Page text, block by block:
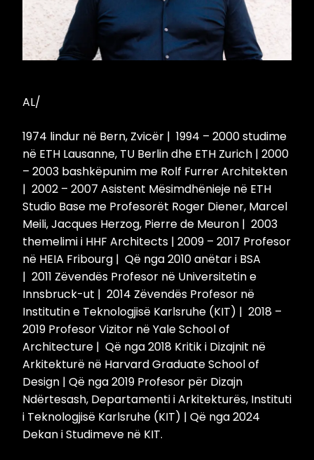
AL/
1974 lindur në Bern, Zvicër | 1994 – 2000 studime
në ETH Lausanne, TU Berlin dhe ETH Zurich | 2000
– 2003 bashkëpunim me Rolf Furrer Architekten
| 2002 – 2007 Asistent Mësimdhënieje në ETH
Studio Base me Profesorët Roger Diener, Marcel
Meili, Jacques Herzog, Pierre de Meuron | 2003
themelimi i HHF Architects | 2009 – 2017 Profesor
në HEIA Fribourg | Që nga 2010 anëtar i BSA
| 2011 Zëvendës Profesor në Universitetin e
Innsbruck-ut | 2014 Zëvendës Profesor në
Institutin e Teknologjisë Karlsruhe (KIT) | 2018 –
2019 Profesor Vizitor në Yale School of
Architecture | Që nga 2018 Kritik i Dizajnit në
Arkitekturë në Harvard Graduate School of
Design | Që nga 2019 Profesor për Dizajn
Ndërtesash, Departamenti i Arkitekturës, Instituti
i Teknologjisë Karlsruhe (KIT) | Që nga 2024
Dekan i Studimeve në KIT.